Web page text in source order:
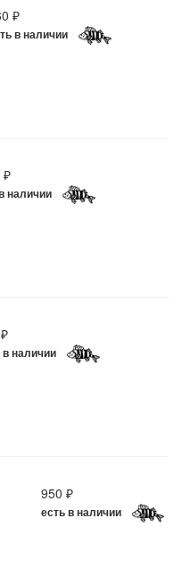
₽
в наличии
₽
наличии
в наличии
950 ₽
есть в наличии